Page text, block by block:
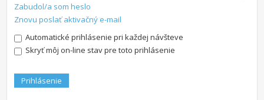
Zabudol/a som heslo
Znovu poslať aktivačný e-mail
Automatické prihlásenie pri každej návšteve
Skryť môj on-line stav pre toto prihlásenie